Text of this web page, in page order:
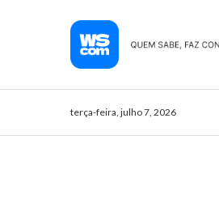
terça-feira, julho 7, 2026